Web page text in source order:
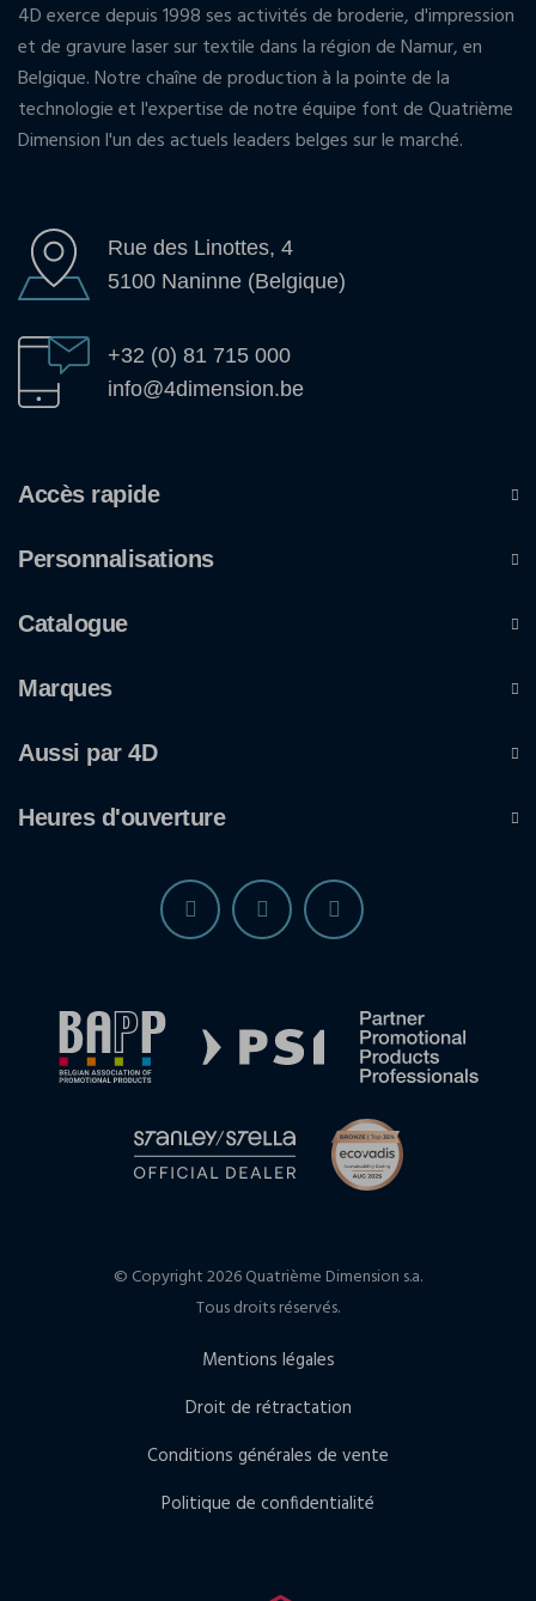
4D exerce depuis 1998 ses activités de broderie, d'impression
et de gravure laser sur textile dans la région de Namur, en
Belgique. Notre chaîne de production à la pointe de la
technologie et l'expertise de notre équipe font de Quatrième
Dimension l'un des actuels leaders belges sur le marché.
Rue des Linottes, 4
5100 Naninne (Belgique)
+32 (0) 81 715 000
info@4dimension.be
Accès rapide
Personnalisations
Catalogue
Marques
Aussi par 4D
Heures d'ouverture
© Copyright 2026 Quatrième Dimension s.a.
Tous droits réservés.
Mentions légales
Droit de rétractation
Conditions générales de vente
Politique de confidentialité